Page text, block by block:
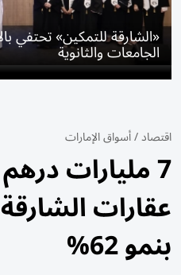
«الشارقة للتمكين» تحتفي
الجامعات والثانوية
اقتصاد/أسواق الإمارات
7 مليارات
عقارات
بنمو 62%